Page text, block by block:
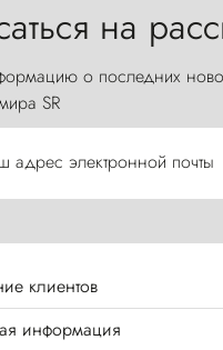
на
о последних
SR
адрес электронной почты
клиентов
информация